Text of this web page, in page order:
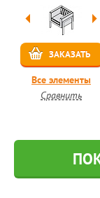
ЗАКАЗАТЬ
Все элементы
Сравнить